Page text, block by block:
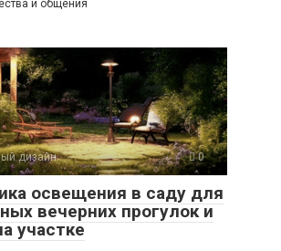
и общения
дизайн 0
освещения в саду для
вечерних прогулок и
участке